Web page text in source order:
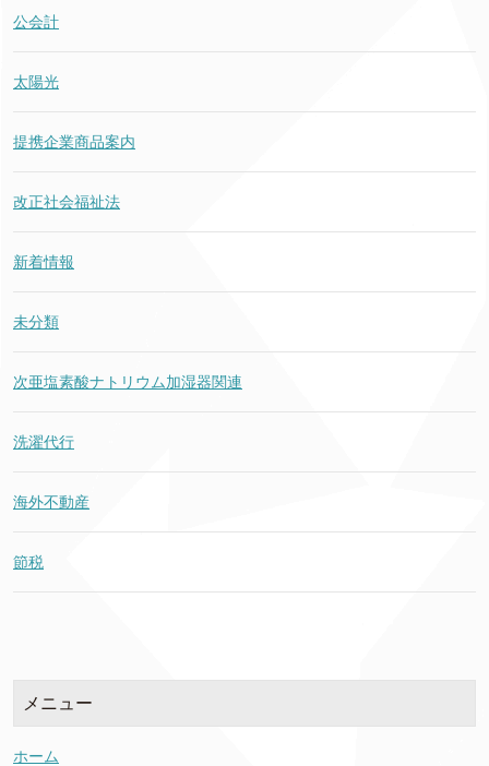
公会計
太陽光
提携企業商品案内
改正社会福祉法
新着情報
未分類
次亜塩素酸ナトリウム加湿器関連
洗濯代行
海外不動産
節税
メニュー
ホーム